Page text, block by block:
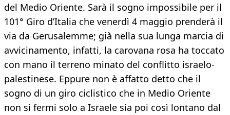
del Medio Oriente. Sarà il sogno impossibile per il
101° Giro d’Italia che venerdì 4 maggio prenderà il
via da Gerusalemme; già nella sua lunga marcia di
avvicinamento, infatti, la carovana rosa ha toccato
con mano il terreno minato del conflitto israelo-
palestinese. Eppure non è affatto detto che il
sogno di un giro ciclistico che in Medio Oriente
non si fermi solo a Israele sia poi così lontano dal